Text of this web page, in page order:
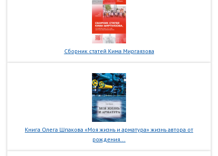
Сборник статей Кима Миргаязова
Книга Олега Шпакова «Моя жизнь и арматура» жизнь автора от
рождения...